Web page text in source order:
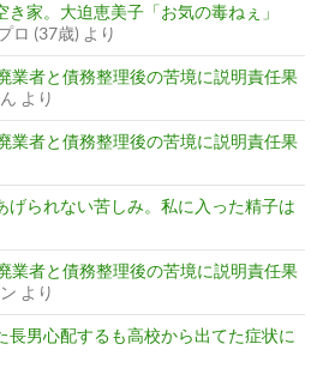
家。大迫恵美子「お気の毒ねぇ」
ロ (37歳) より
業者と債務整理後の苦境に説明責任果
より
業者と債務整理後の苦境に説明責任果
げられない苦しみ。私に入った精子は
業者と債務整理後の苦境に説明責任果
より
長男心配するも高校から出てた症状に